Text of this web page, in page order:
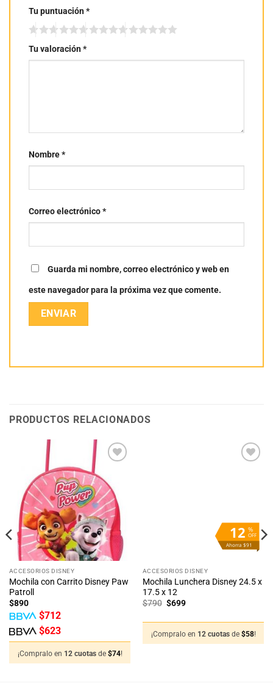
Tu puntuación*
Tu valoración*
Nombre*
Correo electrónico*
Guarda mi nombre, correo electrónico y web en
este navegador para la próxima vez que comente.
PRODUCTOS RELACIONADOS
ACCESORIOS DISNEY
Mochila con Carrito Disney Paw
Patroll
$890
$712
$623
¡Compralo en 12 cuotas de $74!
%
OFF
12
Ahorra $91
ACCESORIOS DISNEY
Mochila Lunchera Disney 24.5 x
17.5 x 12
$790 El
$790.
$699El
$699.
¡Compralo en 12 cuotas de $58!